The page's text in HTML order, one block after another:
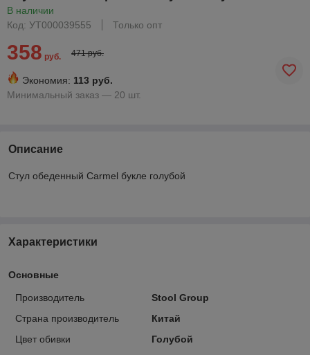
В наличии
Код: УТ000039555
Только опт
358 руб. 471 руб.
Экономия: 113 руб.
Минимальный заказ — 20 шт.
Описание
Стул обеденный Carmel букле голубой
Характеристики
Основные
Производитель
Stool Group
Страна производитель
Китай
Цвет обивки
Голубой